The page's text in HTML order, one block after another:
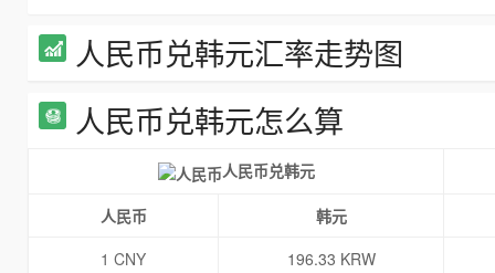
人民币兑韩元汇率走势图
人民币兑韩元怎么算
人民币兑韩元
人民币
韩元
1 CNY
196.33 KRW